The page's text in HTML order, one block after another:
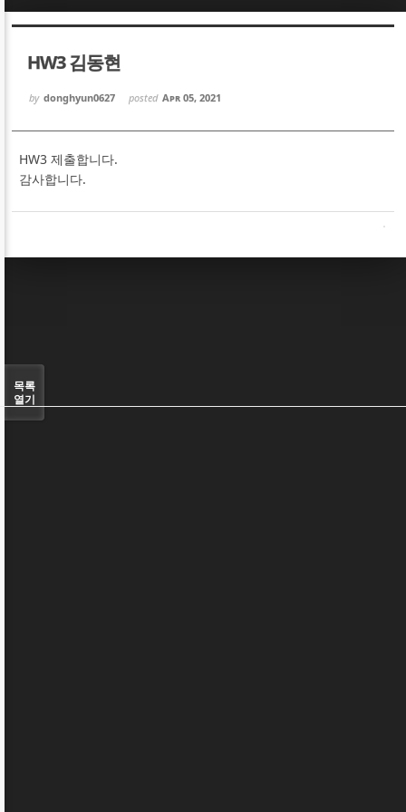
HW3 김동현
by donghyun0627 posted Apr 05, 2021
HW3 제출합니다.
감사합니다.
목록
열기
Sketchbook5, 스케치북5
Sketchbook5, 스케치북5
Sketchbook5, 스케치북5
Sketchbook5, 스케치북5